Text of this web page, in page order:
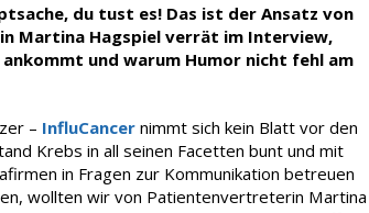
du tust es! Das ist der Ansatz von
Martina Hagspiel verrät im Interview,
und warum Humor nicht fehl am
– InfluCancer nimmt sich kein Blatt vor den
Krebs in all seinen Facetten bunt und mit
in Fragen zur Kommunikation betreuen
wollten wir von Patientenvertreterin Martina